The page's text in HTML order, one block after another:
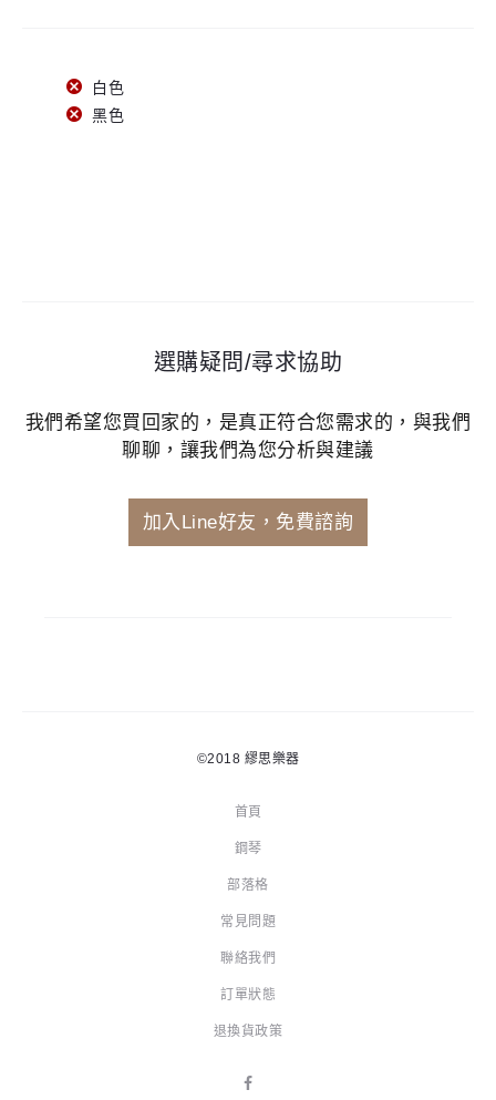
白色
黑色
選購疑問/尋求協助
我們希望您買回家的，是真正符合您需求的，與我們
聊聊，讓我們為您分析與建議
加入Line好友，免費諮詢
©2018 繆思樂器
首頁
鋼琴
部落格
常見問題
聯絡我們
訂單狀態
退換貨政策